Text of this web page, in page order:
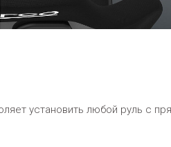
установить любой руль с